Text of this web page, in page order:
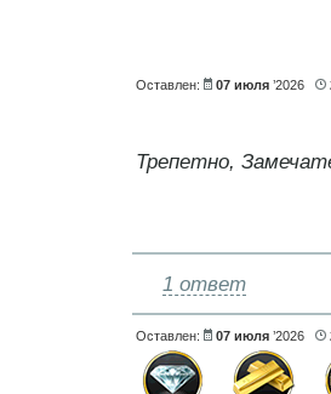
Оставлен: 07 июля’2026
Трепетно,
1 ответ
Оставлен: 07 июля’2026